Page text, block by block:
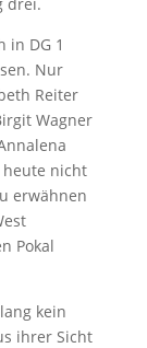
in DG 1
Nur
Reiter
Wagner
heute nicht
erwähnen
Pokal
kein
ihrer Sicht